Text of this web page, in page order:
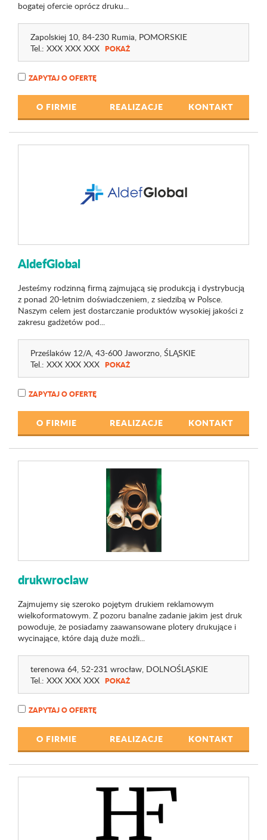
bogatej ofercie oprócz druku...
Zapolskiej 10, 84-230 Rumia, POMORSKIE
Tel.: XXX XXX XXX POKAŻ
ZAPYTAJ O OFERTĘ
O FIRMIE REALIZACJE KONTAKT
AldefGlobal
Jesteśmy rodzinną firmą zajmującą się produkcją i dystrybucją
z ponad 20-letnim doświadczeniem, z siedzibą w Polsce.
Naszym celem jest dostarczanie produktów wysokiej jakości z
zakresu gadżetów pod...
Prześlaków 12/A, 43-600 Jaworzno, ŚLĄSKIE
Tel.: XXX XXX XXX POKAŻ
ZAPYTAJ O OFERTĘ
O FIRMIE REALIZACJE KONTAKT
drukwroclaw
Zajmujemy się szeroko pojętym drukiem reklamowym
wielkoformatowym. Z pozoru banalne zadanie jakim jest druk
powoduje, że posiadamy zaawansowane plotery drukujące i
wycinające, które dają duże możli...
terenowa 64, 52-231 wrocław, DOLNOŚLĄSKIE
Tel.: XXX XXX XXX POKAŻ
ZAPYTAJ O OFERTĘ
O FIRMIE REALIZACJE KONTAKT